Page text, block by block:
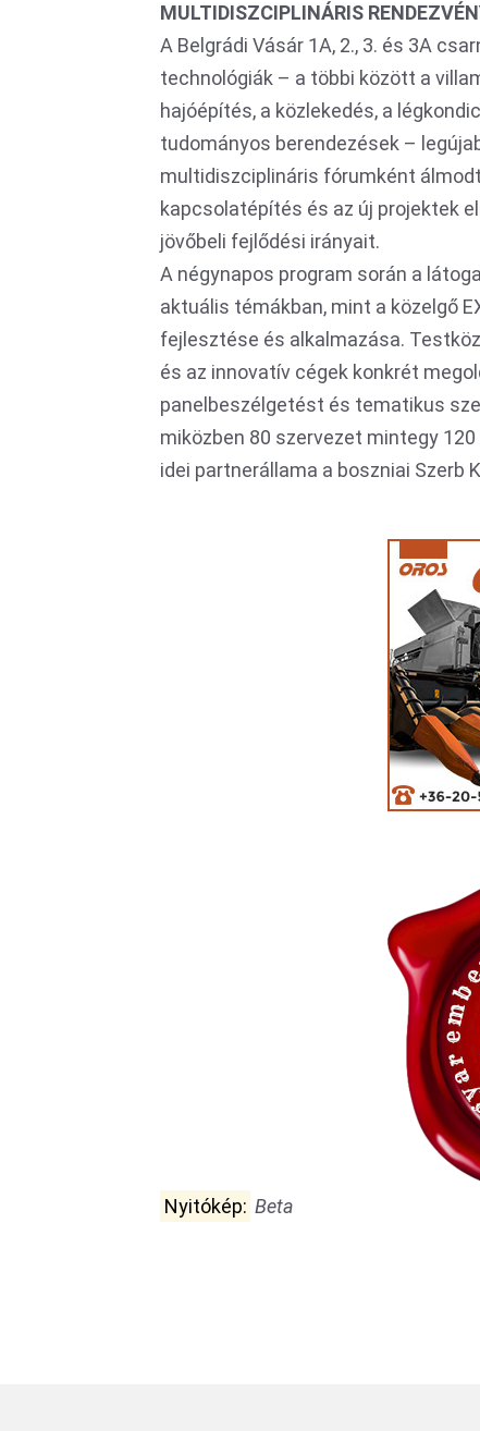
MULTIDISZCIPLINÁRIS
A Belgrádi Vásár 1A, 2., 3. és 3A
technológiák – a többi között a
hajóépítés, a közlekedés, a
tudományos berendezések –
multidiszciplináris fórumként
kapcsolatépítés és az új projektek
jövőbeli fejlődési irányait.
A négynapos program során a
aktuális témákban, mint a közelgő
fejlesztése és alkalmazása.
és az innovatív cégek konkrét
panelbeszélgetést és tematikus
miközben 80 szervezet mintegy
idei partnerállama a boszniai Szerb
Nyitókép: Beta